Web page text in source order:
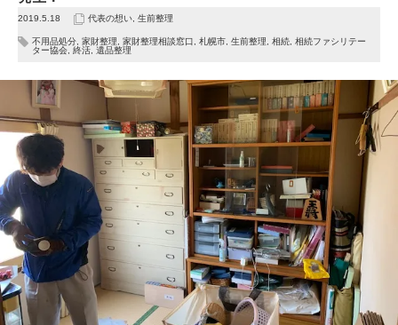
2019.5.18 代表の想い, 生前整理
不用品処分, 家財整理, 家財整理相談窓口, 札幌市, 生前整理, 相続, 相続ファシリテー
ター協会, 終活, 遺品整理